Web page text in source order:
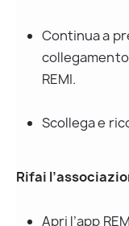
Continua a
REMI.
Scollega e
Rifai
Apri l’app